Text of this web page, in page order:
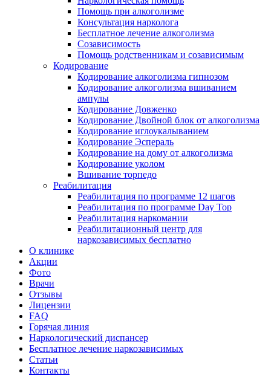
Помощь при алкоголизме
Консультация нарколога
Бесплатное лечение алкоголизма
Созависимость
Помощь родственникам и созависимым
Кодирование
Кодирование алкоголизма гипнозом
Кодирование алкоголизма вшиванием
ампулы
Кодирование Довженко
Кодирование Двойной блок от алкоголизма
Кодирование иглоукалыванием
Кодирование Эспераль
Кодирование на дому от алкоголизма
Кодирование уколом
Вшивание торпедо
Реабилитация
Реабилитация по программе 12 шагов
Реабилитация по программе Day Top
Реабилитация наркомании
Реабилитационный центр для
наркозависимых бесплатно
О клинике
Акции
Фото
Врачи
Отзывы
Лицензии
FAQ
Горячая линия
Наркологический диспансер
Бесплатное лечение наркозависимых
Статьи
Контакты